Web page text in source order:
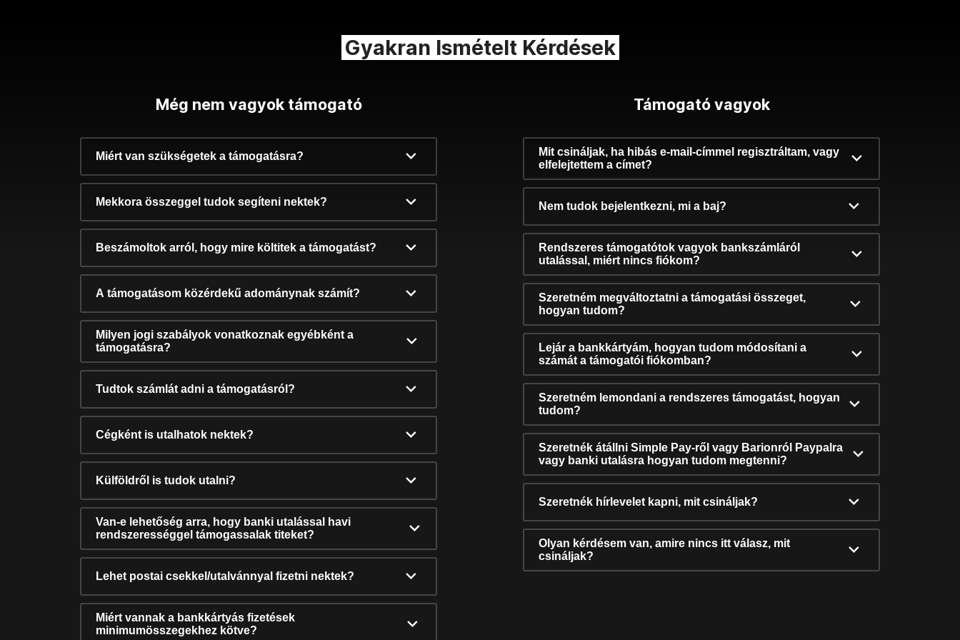
Gyakran Ismételt Kérdések
Még nem vagyok támogató
Miért van szükségetek a támogatásra?
Mekkora összeggel tudok segíteni nektek?
Beszámoltok arról, hogy mire költitek a támogatást?
A támogatásom közérdekű adománynak számít?
Milyen jogi szabályok vonatkoznak egyébként a
támogatásra?
Tudtok számlát adni a támogatásról?
Cégként is utalhatok nektek?
Külföldről is tudok utalni?
Van-e lehetőség arra, hogy banki utalással havi
rendszerességgel támogassalak titeket?
Lehet postai csekkel/utalvánnyal fizetni nektek?
Miért vannak a bankkártyás fizetések
minimumösszegekhez kötve?
Támogató vagyok
Mit csináljak, ha hibás e-mail-címmel regisztráltam, vagy
elfelejtettem a címet?
Nem tudok bejelentkezni, mi a baj?
Rendszeres támogatótok vagyok bankszámláról
utalással, miért nincs fiókom?
Szeretném megváltoztatni a támogatási összeget,
hogyan tudom?
Lejár a bankkártyám, hogyan tudom módosítani a
számát a támogatói fiókomban?
Szeretném lemondani a rendszeres támogatást, hogyan
tudom?
Szeretnék átállni Simple Pay-ről vagy Barionról Paypalra
vagy banki utalásra hogyan tudom megtenni?
Szeretnék hírlevelet kapni, mit csináljak?
Olyan kérdésem van, amire nincs itt válasz, mit
csináljak?